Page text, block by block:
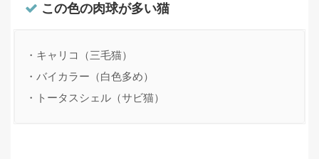
この色の肉球が多い猫
・キャリコ（三毛猫）
・バイカラー（白色多め）
・トータスシェル（サビ猫）